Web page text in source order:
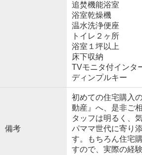
追焚機能浴室
浴室乾燥機
温水洗浄便座
トイレ２ヶ所
浴室１坪以上
床下収納
TVモニタ付インタ
ディンプルキー
備考
初めての住宅購入
動産』へ、是非ご
タッフは明るく、
パママ世代に寄り
す。もちろん住宅
すので、実際の経